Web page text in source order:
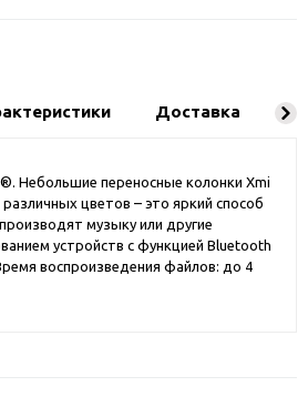
Доставка
Небольшие переносные колонки Xmi
цветов – это яркий способ
музыку или другие
устройств с функцией Bluetooth
воспроизведения файлов: до 4